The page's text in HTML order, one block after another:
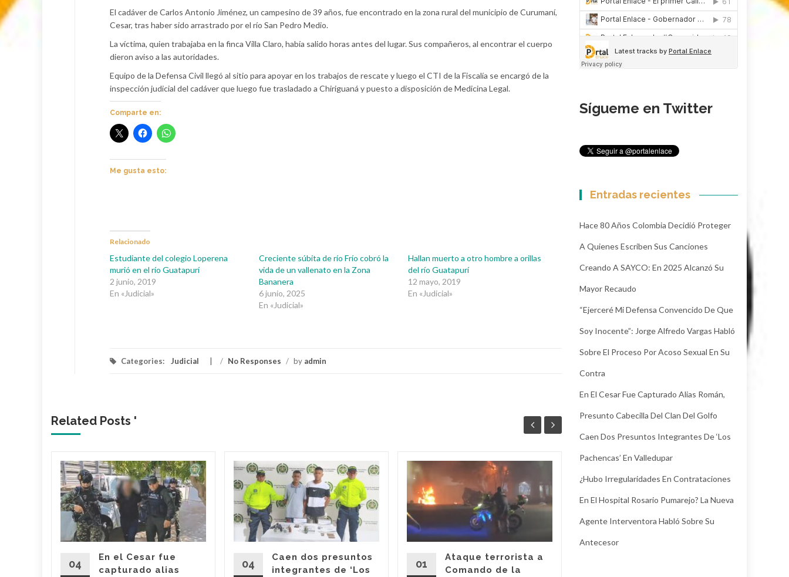
El cadáver de Carlos Antonio Jiménez, un campesino de 39 años, fue encontrado en la zona rural del municipio de Curumaní,
Cesar, tras haber sido arrastrado por el río San Pedro Medio.
La víctima, quien trabajaba en la finca Villa Claro, había salido horas antes del lugar. Sus compañeros, al encontrar el cuerpo
dieron aviso a las autoridades.
Equipo de la Defensa Civil llegó al sitio para apoyar en los trabajos de rescate y luego el CTI de la Fiscalía se encargó de la
inspección judicial del cadáver que luego fue trasladado a Chiriguaná y puesto a disposición de Medicina Legal.
Comparte en:
Me gusta esto:
Relacionado
Estudiante del colegio Loperena
murió en el río Guatapurí
2 junio, 2019
En «Judicial»
Creciente súbita de río Frío cobró la
vida de un vallenato en la Zona
Bananera
6 junio, 2025
En «Judicial»
Hallan muerto a otro hombre a orillas
del río Guatapurí
12 mayo, 2019
En «Judicial»
Categories: Judicial / No Responses / by admin
Related Posts '
04
En el Cesar fue
capturado alias
04
Caen dos presuntos
integrantes de ‘Los
01
Ataque terrorista a
Comando de la
30
JUL
Juez legalizó la
el hombre capturado
asesinato de la
empleada de Super
Sígueme en Twitter
Entradas recientes
Hace 80 Años Colombia Decidió Proteger
A Quienes Escriben Sus Canciones
Creando A SAYCO: En 2025 Alcanzó Su
Mayor Recaudo
“Ejerceré Mi Defensa Convencido De Que
Soy Inocente”: Jorge Alfredo Vargas Habló
Sobre El Proceso Por Acoso Sexual En Su
Contra
En El Cesar Fue Capturado Alias Román,
Presunto Cabecilla Del Clan Del Golfo
Caen Dos Presuntos Integrantes De ‘Los
Pachencas’ En Valledupar
¿Hubo Irregularidades En Contrataciones
En El Hospital Rosario Pumarejo? La Nueva
Agente Interventora Habló Sobre Su
Antecesor